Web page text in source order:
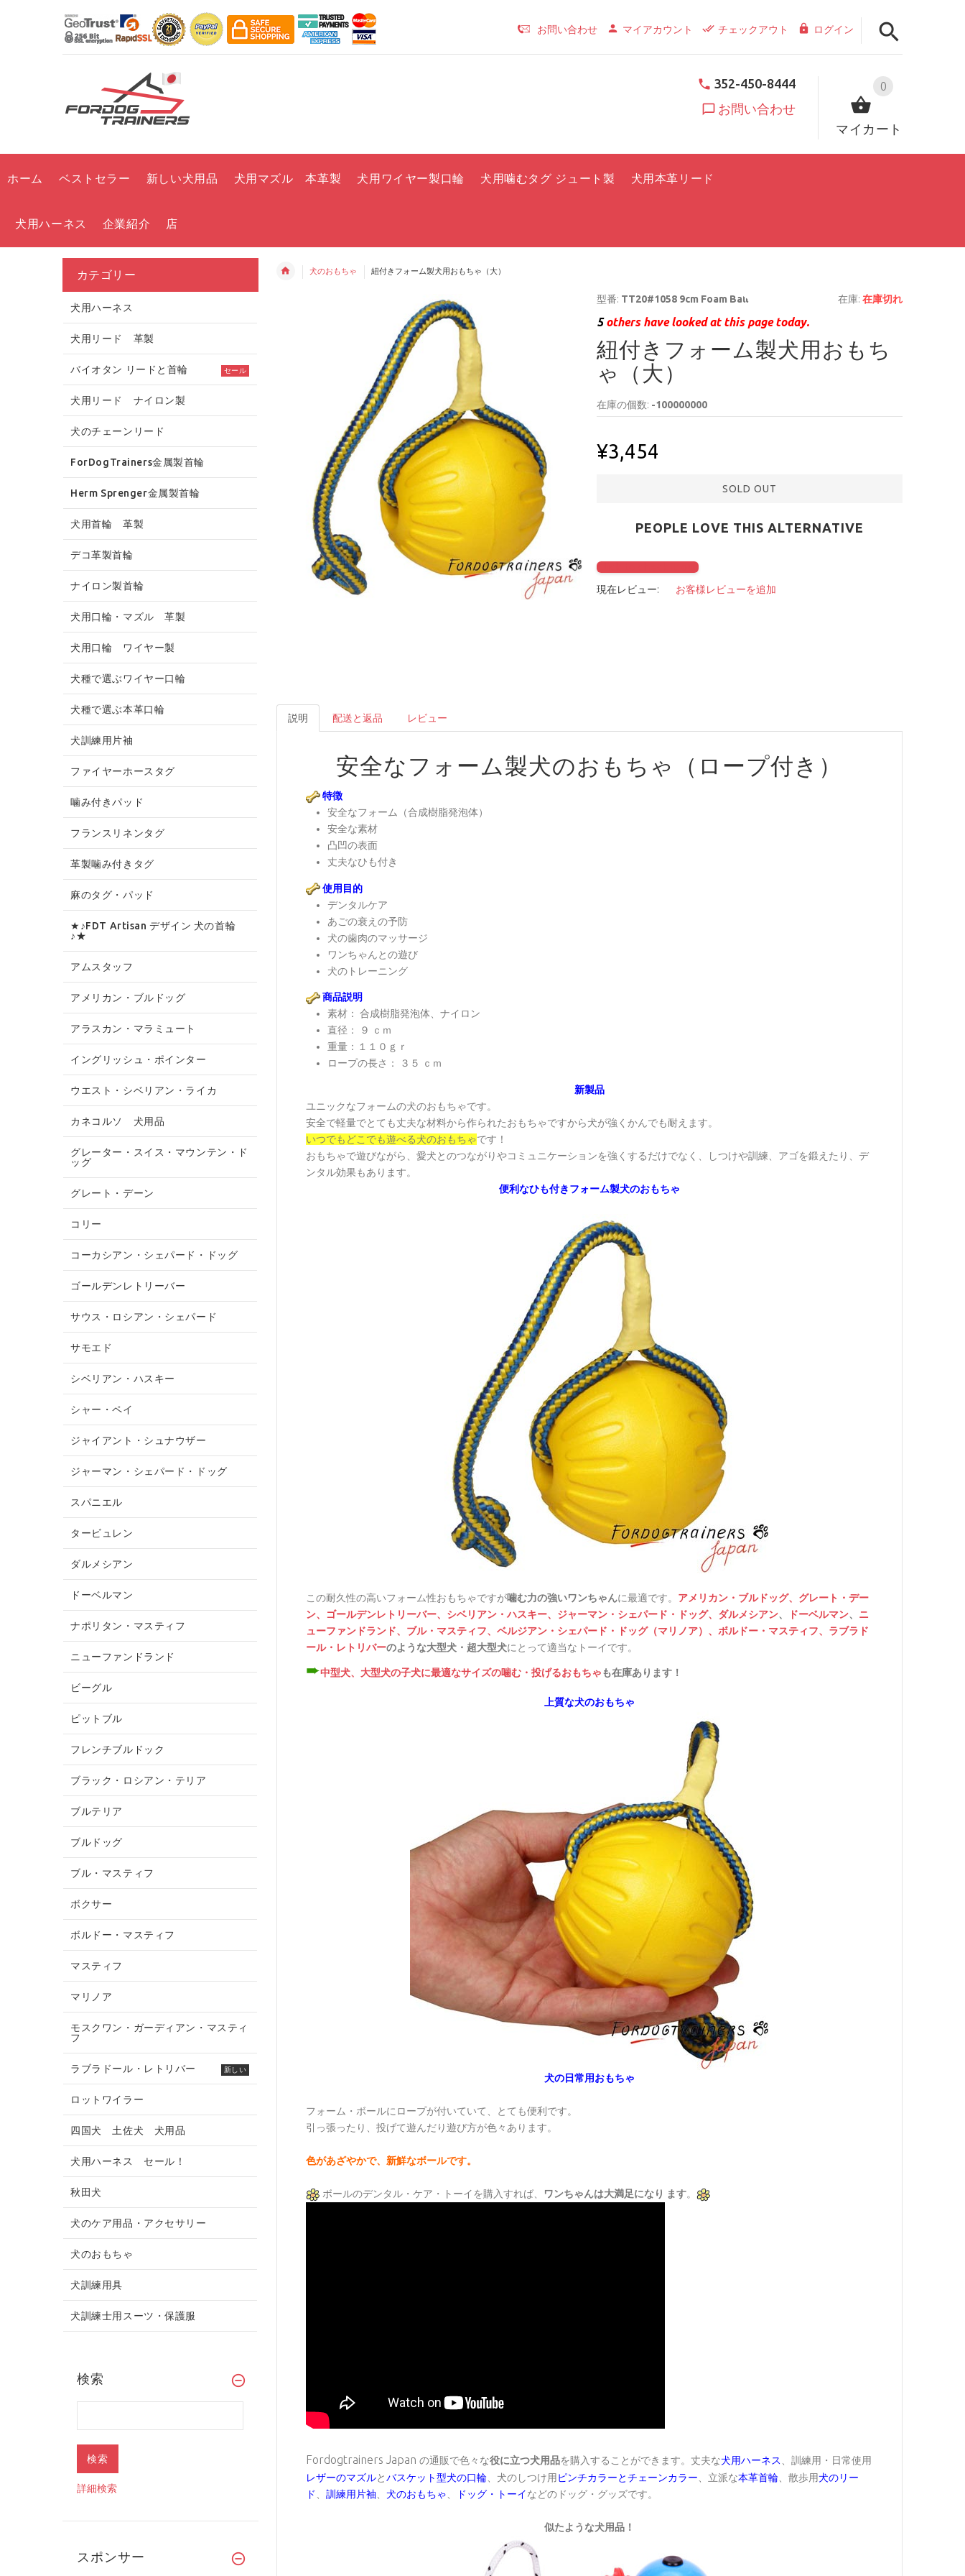
お問い合わせ マイアカウント チェックアウト ログイン
0
マイカート
352-450-8444
お問い合わせ
ホーム ベストセラー 新しい犬用品 犬用マズル 本革製 犬用ワイヤー製口輪 犬用噛むタグ ジュート製 犬用本革リード
犬用ハーネス 企業紹介 店
犬のおもちゃ 紐付きフォーム製犬用おもちゃ（大）
型番: TT20#1058 9cm Foam Ball 在庫: 在庫切れ
5others have looked at this page today.
紐付きフォーム製犬用おもち
ゃ（大）
在庫の個数: -100000000
¥3,454
SOLD OUT
PEOPLE LOVE THIS ALTERNATIVE
Click to check it out
現在レビュー:
お客様レビューを追加
説明 配送と返品 レビュー
安全なフォーム製犬のおもちゃ（ロープ付き）
特徴
安全なフォーム（合成樹脂発泡体）
安全な素材
凸凹の表面
丈夫なひも付き
使用目的
デンタルケア
あごの衰えの予防
犬の歯肉のマッサージ
ワンちゃんとの遊び
犬のトレーニング
商品説明
素材： 合成樹脂発泡体、ナイロン
直径： ９ ｃｍ
重量：１１０ｇｒ
ロープの長さ： ３５ ｃｍ
新製品
ユニックなフォームの犬のおもちゃです。
安全で軽量でとても丈夫な材料から作られたおもちゃですから犬が強くかんでも耐えます。
いつでもどこでも遊べる犬のおもちゃです！
おもちゃで遊びながら、愛犬とのつながりやコミュニケーションを強くするだけでなく、しつけや訓練、アゴを鍛えたり、デ
ンタル効果もあります。
便利なひも付きフォーム製犬のおもちゃ
この耐久性の高いフォーム性おもちゃですが噛む力の強いワンちゃんに最適です。 アメリカン・ブルドッグ、 グレート・デー
ン、
ゴールデンレトリーバー、 シベリアン・ハスキー、 ジャーマン・シェパード・ドッグ、 ダルメシアン、 ドーベルマン、 ニ
ューファンドランド、 ブル・マスティフ、 ベルジアン・シェパード・ドッグ（マリノア） 、 ボルドー・マスティフ、 ラブラド
ール・レトリバーのような大型犬・超大型犬にとって適当なトーイです。
➨中型犬、大型犬の子犬に最適なサイズの噛む・投げるおもちゃも在庫あります！
上質な犬のおもちゃ
犬の日常用おもちゃ
フォーム・ボールにロープが付いていて、とても便利です。
引っ張ったり、投げて遊んだり遊び方が色々あります。
色があざやかで、新鮮なボールです。
ボールのデンタル・ケア・トーイを購入すれば、 ワンちゃんは大満足になり ます。
Fordogtrainers Japan の通販で色々な役に立つ犬用品を購入することができます。丈夫な犬用ハーネス 、訓練用・日常使用
レザーのマズルとバスケット型犬の口輪、犬のしつけ用 ピンチカラーとチェーンカラー、立派な本革首輪、散歩用犬のリー
ド 、 訓練用片袖、 犬のおもちゃ、 ドッグ・トーイなどのドッグ・グッズです。
似たような犬用品！
カテゴリー
犬用ハーネス
犬用リード 革製
バイオタン リードと首輪 セール
犬用リード ナイロン製
犬のチェーンリード
ForDogTrainers金属製首輪
Herm Sprenger金属製首輪
犬用首輪 革製
デコ革製首輪
ナイロン製首輪
犬用口輪・マズル 革製
犬用口輪 ワイヤー製
犬種で選ぶワイヤー口輪
犬種で選ぶ本革口輪
犬訓練用片袖
ファイヤーホースタグ
噛み付きパッド
フランスリネンタグ
革製噛み付きタグ
麻のタグ・パッド
★♪FDT Artisan デザイン 犬の首輪
♪★
アムスタッフ
アメリカン・ブルドッグ
アラスカン・マラミュート
イングリッシュ・ポインター
ウエスト・シベリアン・ライカ
カネコルソ 犬用品
グレーター・スイス・マウンテン・ド
ッグ
グレート・デーン
コリー
コーカシアン・シェパード・ドッグ
ゴールデンレトリーバー
サウス・ロシアン・シェパード
サモエド
シベリアン・ハスキー
シャー・ペイ
ジャイアント・シュナウザー
ジャーマン・シェパード・ドッグ
スパニエル
タービュレン
ダルメシアン
ドーベルマン
ナポリタン・マスティフ
ニューファンドランド
ビーグル
ピットブル
フレンチブルドック
ブラック・ロシアン・テリア
ブルテリア
ブルドッグ
ブル・マスティフ
ボクサー
ボルドー・マスティフ
マスティフ
マリノア
モスクワン・ガーディアン・マスティ
フ
ラブラドール・レトリバー 新しい
ロットワイラー
四国犬 土佐犬 犬用品
犬用ハーネス セール！
秋田犬
犬のケア用品・アクセサリー
犬のおもちゃ
犬訓練用具
犬訓練士用スーツ・保護服
検索
詳細検索
スポンサー